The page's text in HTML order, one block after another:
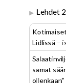
Lehdet
Lidlissä –
samat
ollenkaan”